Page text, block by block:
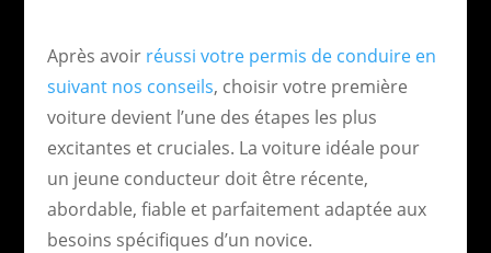
Après avoir réussi votre permis de conduire en
suivant nos conseils, choisir votre première
voiture devient l’une des étapes les plus
excitantes et cruciales. La voiture idéale pour
un jeune conducteur doit être récente,
abordable, fiable et parfaitement adaptée aux
besoins spécifiques d’un novice.